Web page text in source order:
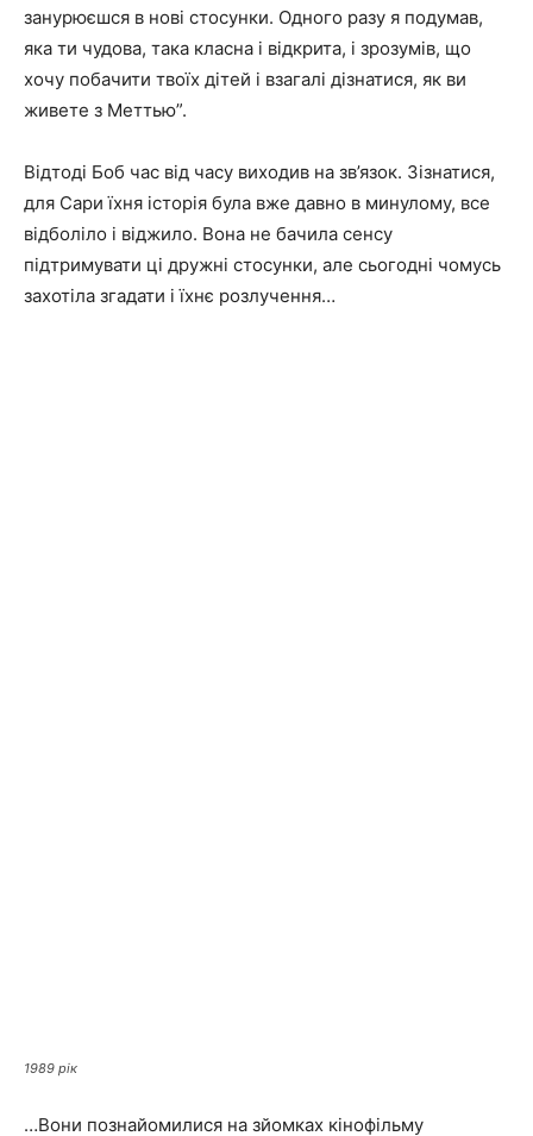
занурюєшся в нові стосунки. Одного разу я подумав,
яка ти чудова, така класна і відкрита, і зрозумів, що
хочу побачити твоїх дітей і взагалі дізнатися, як ви
живете з Меттью”.
Відтоді Боб час від часу виходив на зв’язок. Зізнатися,
для Сари їхня історія була вже давно в минулому, все
відболіло і віджило. Вона не бачила сенсу
підтримувати ці дружні стосунки, але сьогодні чомусь
захотіла згадати і їхнє розлучення…
1989 рік
…Вони познайомилися на зйомках кінофільму